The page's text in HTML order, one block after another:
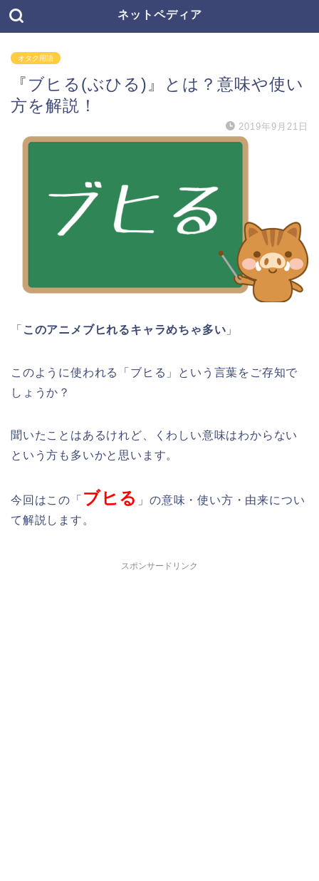
ネットペディア
オタク用語
『ブヒる(ぶひる)』とは？意味や使い
方を解説！
2019年9月21日
「 このアニメブヒれるキャラめちゃ多い 」
このように使われる「ブヒる」という言葉をご存知で
しょうか？
聞いたことはあるけれど、くわしい意味はわからない
という方も多いかと思います。
今回はこの「 ブヒる 」の意味・使い方・由来につい
て解説します。
スポンサードリンク